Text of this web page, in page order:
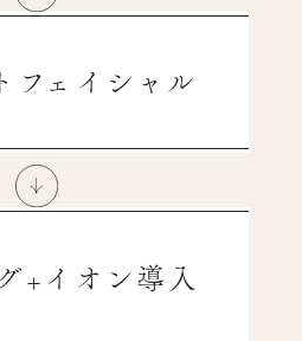
フェイシャル
+イオン導入